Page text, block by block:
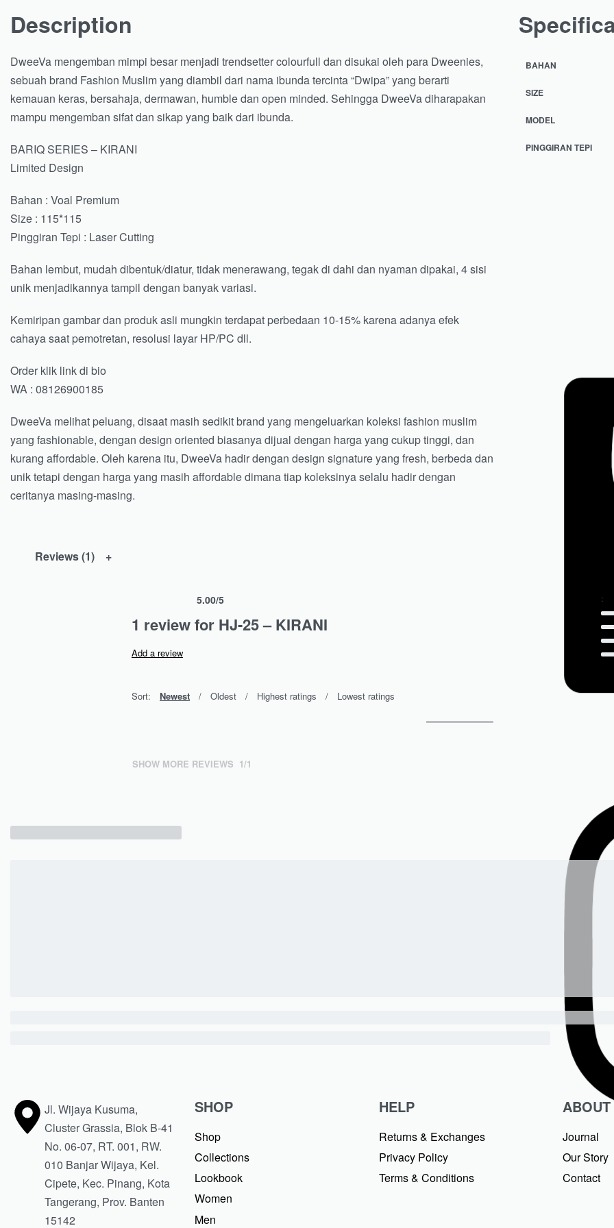
Description
DweeVa mengemban mimpi besar menjadi trendsetter colourfull dan disukai oleh para Dweenies,
sebuah brand Fashion Muslim yang diambil dari nama ibunda tercinta “Dwipa” yang berarti
kemauan keras, bersahaja, dermawan, humble dan open minded. Sehingga DweeVa diharapakan
mampu mengemban sifat dan sikap yang baik dari ibunda.
BARIQ SERIES – KIRANI
Limited Design
Bahan : Voal Premium
Size : 115*115
Pinggiran Tepi : Laser Cutting
Bahan lembut, mudah dibentuk/diatur, tidak menerawang, tegak di dahi dan nyaman dipakai, 4 sisi
unik menjadikannya tampil dengan banyak variasi.
Kemiripan gambar dan produk asli mungkin terdapat perbedaan 10-15% karena adanya efek
cahaya saat pemotretan, resolusi layar HP/PC dll.
Order klik link di bio
WA : 08126900185
DweeVa melihat peluang, disaat masih sedikit brand yang mengeluarkan koleksi fashion muslim
yang fashionable, dengan design oriented biasanya dijual dengan harga yang cukup tinggi, dan
kurang affordable. Oleh karena itu, DweeVa hadir dengan design signature yang fresh, berbeda dan
unik tetapi dengan harga yang masih affordable dimana tiap koleksinya selalu hadir dengan
ceritanya masing-masing.
BAHAN
SIZE
MODEL
PINGGIRAN TEPI
Reviews (1)
5.00/5
1 review for HJ-25 – KIRANI
Add a review
Sort: Newest Oldest Highest ratings Lowest ratings
SHOW MORE REVIEWS /
Jl. Wijaya Kusuma,
Cluster Grassia, Blok B-41
No. 06-07, RT. 001, RW.
010 Banjar Wijaya, Kel.
Cipete, Kec. Pinang, Kota
Tangerang, Prov. Banten
15142
SHOP
Shop
Collections
Lookbook
Women
Men
HELP
Returns & Exchanges
Privacy Policy
Terms & Conditions
ABOUT
Journal
Our Story
Contact